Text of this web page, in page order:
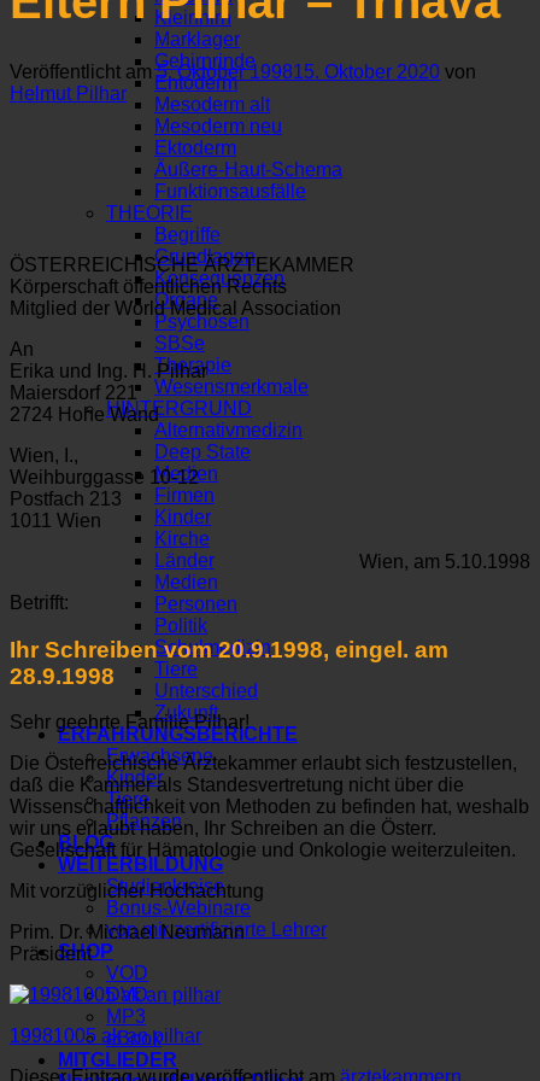
Kleinhirn
Marklager
Gehirnrinde
Entoderm
Mesoderm alt
Mesoderm neu
Ektoderm
Äußere-Haut-Schema
Funktionsausfälle
THEORIE
Begriffe
Grundlagen
Konsequenzen
Organe
Psychosen
SBSe
Therapie
Wesensmerkmale
HINTERGRUND
Alternativmedizin
Deep State
Medien
Firmen
Kinder
Kirche
Länder
Medien
Personen
Politik
Schulmedizin
Tiere
Unterschied
Zukunft
ERFAHRUNGSBERICHTE
Erwachsene
Kinder
Tiere
Pflanzen
BLOG
WEITERBILDUNG
Studienkreise
Bonus-Webinare
von mir zertifizierte Lehrer
SHOP
VOD
DVD
MP3
eBook
MITGLIEDER
Veröffentlicht am5. Oktober 199815. Oktober 2020 von
Helmut Pilhar
ÖSTERREICHISCHE ÄRZTEKAMMER
Körperschaft öffentlichen Rechts
Mitglied der World Medical Association
An
Erika und Ing. H. Pilhar
Maiersdorf 221
2724 Hohe Wand
Wien, I.,
Weihburggasse 10-12
Postfach 213
1011 Wien
Wien, am 5.10.1998
Betrifft:
Ihr Schreiben vom 20.9.1998, eingel. am
28.9.1998
Sehr geehrte Familie Pilhar!
Die Österreichische Ärztekammer erlaubt sich festzustellen,
daß die Kammer als Standesvertretung nicht über die
Wissenschaftlichkeit von Methoden zu befinden hat, weshalb
wir uns erlaubt haben, Ihr Schreiben an die Österr.
Gesellschaft für Hämatologie und Onkologie weiterzuleiten.
Mit vorzüglicher Hochachtung
Prim. Dr. Michael Neumann
Präsident
19981005 ak an pilhar